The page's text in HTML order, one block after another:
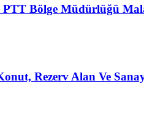
Bölge Müdürlüğü
Rezerv Alan Ve